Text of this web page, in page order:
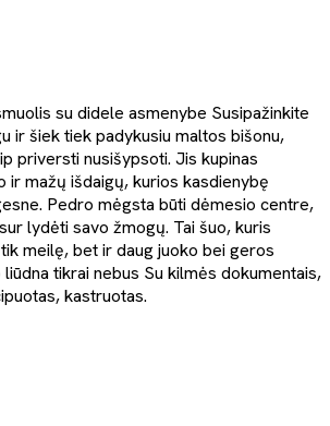
su didele asmenybe Susipažinkite
ir šiek tiek padykusiu maltos bišonu,
priversti nusišypsoti. Jis kupinas
ir mažų išdaigų, kurios kasdienybę
Pedro mėgsta būti dėmesio centre,
lydėti savo žmogų. Tai šuo, kuris
meilę, bet ir daug juoko bei geros
tikrai nebus Su kilmės dokumentais,
kastruotas.